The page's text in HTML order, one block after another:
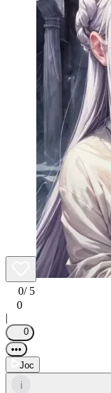
0/ 5
0
|
0
•••
Joc
i